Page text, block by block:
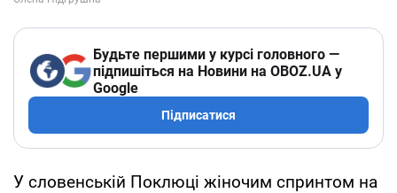
Будьте першими у курсі головного —
підпишіться на Новини на OBOZ.UA у
Google
Підписатися
У словенській Поклюці жіночим спринтом на